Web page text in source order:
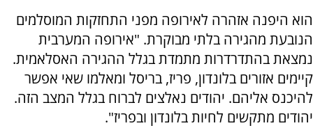
הוא היפנה אזהרה לאירופה מפני התחזקות המוסלמים
הנובעת מהגירה בלתי מבוקרת. "אירופה המערבית
נמצאת בהתדרדרות מתמדת בגלל ההגירה האסלאמית.
קיימים אזורים בלונדון, פריז, בריסל ומאלמו שאי אפשר
להיכנס אליהם. יהודים נאלצים לברוח בגלל המצב הזה.
יהודים מתקשים לחיות בלונדון ובפריז".